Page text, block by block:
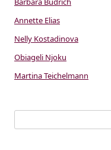
Annette Elias
Nelly Kostadinova
Obiageli Njoku
Martina Teichelmann
u